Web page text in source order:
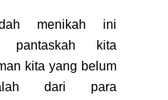
menikah ini
pantaskah kita
kita yang belum
dari para